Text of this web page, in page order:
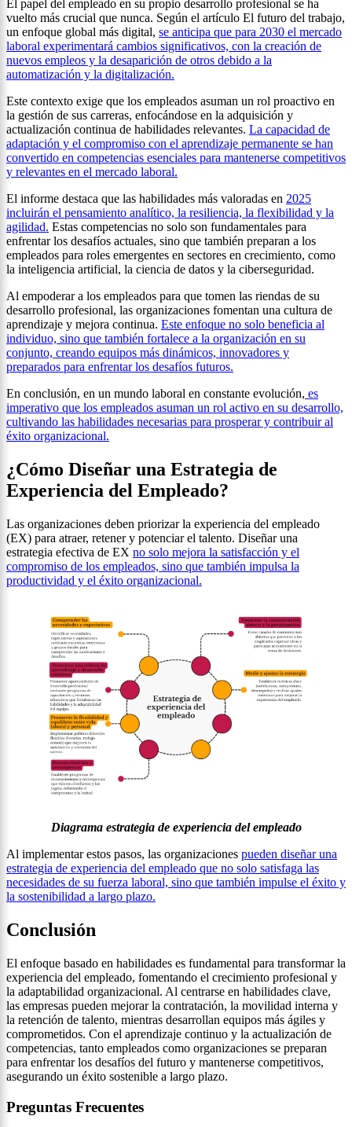
El papel del empleado en su propio desarrollo profesional se ha
vuelto más crucial que nunca. Según el artículo El futuro del trabajo,
un enfoque global más digital, se anticipa que para 2030 el mercado
laboral experimentará cambios significativos, con la creación de
nuevos empleos y la desaparición de otros debido a la
automatización y la digitalización.
Este contexto exige que los empleados asuman un rol proactivo en
la gestión de sus carreras, enfocándose en la adquisición y
actualización continua de habilidades relevantes. La capacidad de
adaptación y el compromiso con el aprendizaje permanente se han
convertido en competencias esenciales para mantenerse competitivos
y relevantes en el mercado laboral.
El informe destaca que las habilidades más valoradas en 2025
incluirán el pensamiento analítico, la resiliencia, la flexibilidad y la
agilidad. Estas competencias no solo son fundamentales para
enfrentar los desafíos actuales, sino que también preparan a los
empleados para roles emergentes en sectores en crecimiento, como
la inteligencia artificial, la ciencia de datos y la ciberseguridad.
Al empoderar a los empleados para que tomen las riendas de su
desarrollo profesional, las organizaciones fomentan una cultura de
aprendizaje y mejora continua. Este enfoque no solo beneficia al
individuo, sino que también fortalece a la organización en su
conjunto, creando equipos más dinámicos, innovadores y
preparados para enfrentar los desafíos futuros.
En conclusión, en un mundo laboral en constante evolución, es
imperativo que los empleados asuman un rol activo en su desarrollo,
cultivando las habilidades necesarias para prosperar y contribuir al
éxito organizacional.
¿Cómo Diseñar una Estrategia de
Experiencia del Empleado?
Las organizaciones deben priorizar la experiencia del empleado
(EX) para atraer, retener y potenciar el talento. Diseñar una
estrategia efectiva de EX no solo mejora la satisfacción y el
compromiso de los empleados, sino que también impulsa la
productividad y el éxito organizacional.
Diagrama estrategia de experiencia del empleado
Al implementar estos pasos, las organizaciones pueden diseñar una
estrategia de experiencia del empleado que no solo satisfaga las
necesidades de su fuerza laboral, sino que también impulse el éxito y
la sostenibilidad a largo plazo.
Conclusión
El enfoque basado en habilidades es fundamental para transformar la
experiencia del empleado, fomentando el crecimiento profesional y
la adaptabilidad organizacional. Al centrarse en habilidades clave,
las empresas pueden mejorar la contratación, la movilidad interna y
la retención de talento, mientras desarrollan equipos más ágiles y
comprometidos. Con el aprendizaje continuo y la actualización de
competencias, tanto empleados como organizaciones se preparan
para enfrentar los desafíos del futuro y mantenerse competitivos,
asegurando un éxito sostenible a largo plazo.
Preguntas Frecuentes